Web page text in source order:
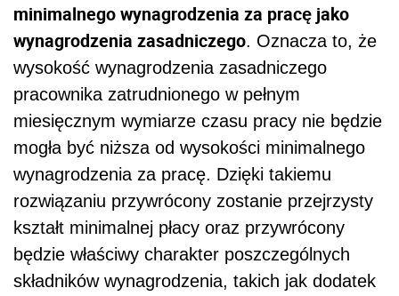
minimalnego wynagrodzenia za pracę jako
wynagrodzenia zasadniczego. Oznacza to, że
wysokość wynagrodzenia zasadniczego
pracownika zatrudnionego w pełnym
miesięcznym wymiarze czasu pracy nie będzie
mogła być niższa od wysokości minimalnego
wynagrodzenia za pracę. Dzięki takiemu
rozwiązaniu przywrócony zostanie przejrzysty
kształt minimalnej płacy oraz przywrócony
będzie właściwy charakter poszczególnych
składników wynagrodzenia, takich jak dodatek